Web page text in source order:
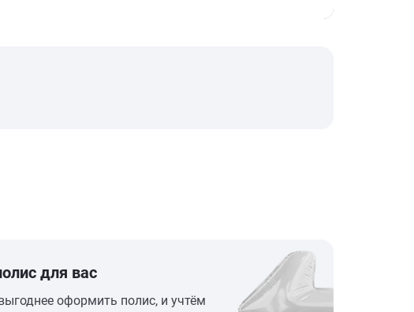
для вас
оформить полис, и учтём